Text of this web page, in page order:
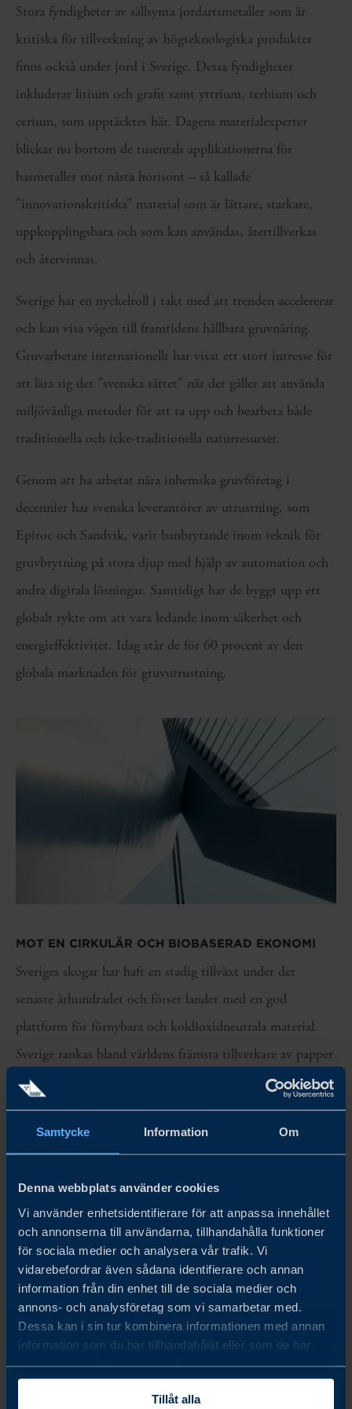
Samtycke Information Om
Denna webbplats använder cookies
Vi använder enhetsidentifierare för att anpassa innehållet
och annonserna till användarna, tillhandahålla funktioner
för sociala medier och analysera vår trafik. Vi
vidarebefordrar även sådana identifierare och annan
information från din enhet till de sociala medier och
annons- och analysföretag som vi samarbetar med.
Dessa kan i sin tur kombinera informationen med annan
information som du har tillhandahållit eller som de har
samlat in när du har använt deras tjänster.
Tillåt alla
Stora fyndigheter av sällsynta jordartsmetaller som är
kritiska för tillverkning av högteknologiska produkter
finns också under jord i Sverige. Dessa fyndigheter
inkluderar litium och grafit samt yttrium, terbium och
cerium, som upptäcktes här. Dagens materialexperter
blickar nu bortom de tusentals applikationerna för
basmetaller mot nästa horisont – så kallade
”innovationskritiska” material som är lättare, starkare,
uppkopplingsbara och som kan användas, återtillverkas
och återvinnas.
Sverige har en nyckelroll i takt med att trenden accelererar
och kan visa vägen till framtidens hållbara gruvnäring.
Gruvarbetare internationellt har visat ett stort intresse för
att lära sig det ”svenska sättet” när det gäller att använda
miljövänliga metoder för att ta upp och bearbeta både
traditionella och icke-traditionella naturresurser.
Genom att ha arbetat nära inhemska gruvföretag i
decennier har svenska leverantörer av utrustning, som
Epiroc och Sandvik, varit banbrytande inom teknik för
gruvbrytning på stora djup med hjälp av automation och
andra digitala lösningar. Samtidigt har de byggt upp ett
globalt rykte om att vara ledande inom säkerhet och
energieffektivitet. Idag står de för 60 procent av den
globala marknaden för gruvutrustning.
MOT EN CIRKULÄR OCH BIOBASERAD EKONOMI
Sveriges skogar har haft en stadig tillväxt under det
senaste århundradet och förser landet med en god
plattform för förnybara och koldioxidneutrala material.
Sverige rankas bland världens främsta tillverkare av papper
och pappersmassa och har en stark position i växande
segment som förpackningar, medan beroendet av fallande
marknadssegment som tidningspapper har minskat.
bioraffinaderiområdet för att skala upp nya
processtekniker och förvandla biomassa till produkter
med högt förädlingsvärde. Nanocellulosa och
applikationer från formpressad pappersmassa är ytterligare
områden där ny teknik hjälper till att ersätta fossilbaserade
råvaror med biobaserade material.
Cirkulära textilier, som använder antingen skogsbaserade